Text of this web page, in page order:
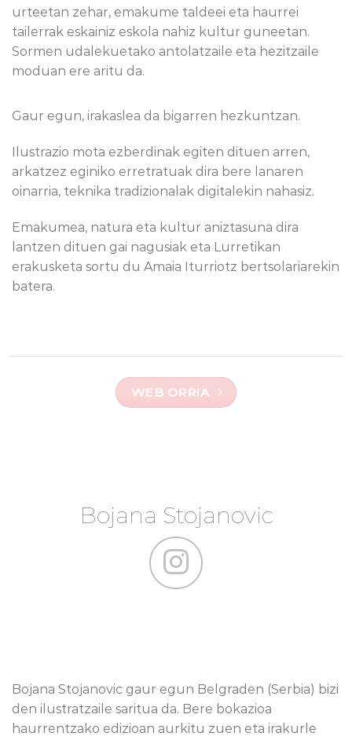
urteetan zehar, emakume taldeei eta haurrei
tailerrak eskainiz eskola nahiz kultur guneetan.
Sormen udalekuetako antolatzaile eta hezitzaile
moduan ere aritu da.
Gaur egun, irakaslea da bigarren hezkuntzan.
Ilustrazio mota ezberdinak egiten dituen arren,
arkatzez eginiko erretratuak dira bere lanaren
oinarria, teknika tradizionalak digitalekin nahasiz.
Emakumea, natura eta kultur aniztasuna dira
lantzen dituen gai nagusiak eta Lurretikan
erakusketa sortu du Amaia Iturriotz bertsolariarekin
batera.
WEB ORRIA
Bojana Stojanovic
Bojana Stojanovic gaur egun Belgraden (Serbia) bizi
den ilustratzaile saritua da. Bere bokazioa
haurrentzako edizioan aurkitu zuen eta irakurle